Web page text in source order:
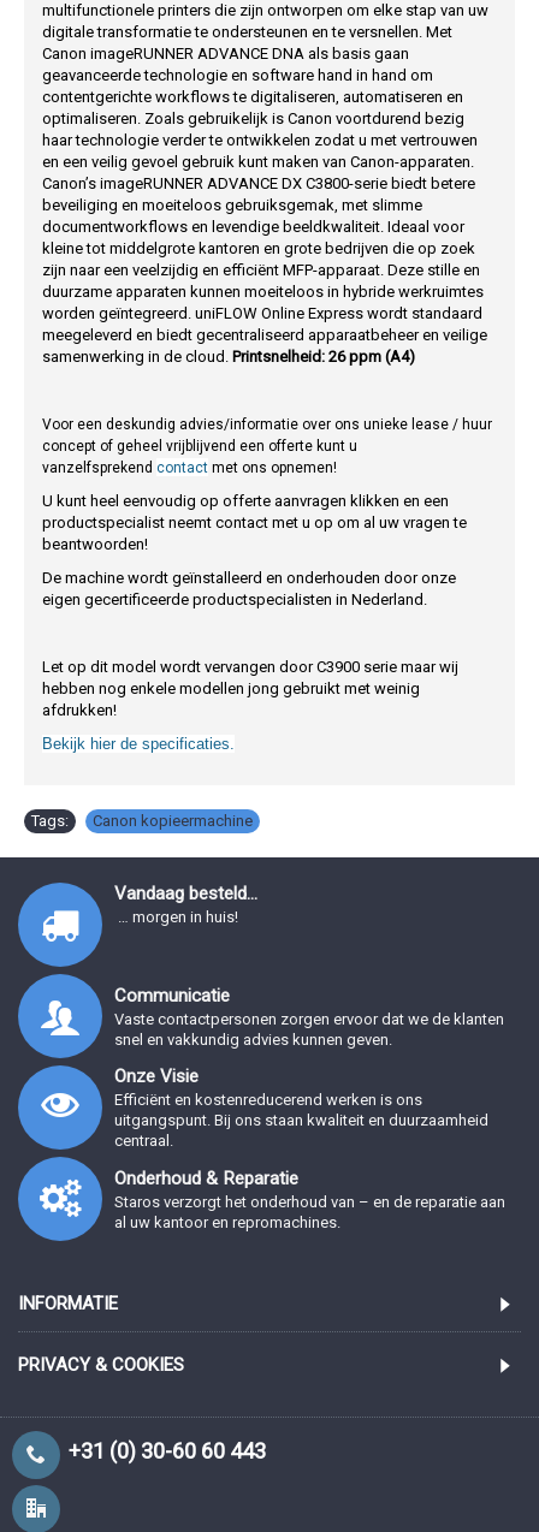
multifunctionele printers die zijn ontworpen om elke stap van uw
digitale transformatie te ondersteunen en te versnellen. Met
Canon imageRUNNER ADVANCE DNA als basis gaan
geavanceerde technologie en software hand in hand om
contentgerichte workflows te digitaliseren, automatiseren en
optimaliseren. Zoals gebruikelijk is Canon voortdurend bezig
haar technologie verder te ontwikkelen zodat u met vertrouwen
en een veilig gevoel gebruik kunt maken van Canon-apparaten.
Canon’s imageRUNNER ADVANCE DX C3800-serie biedt betere
beveiliging en moeiteloos gebruiksgemak, met slimme
documentworkflows en levendige beeldkwaliteit. Ideaal voor
kleine tot middelgrote kantoren en grote bedrijven die op zoek
zijn naar een veelzijdig en efficiënt MFP-apparaat. Deze stille en
duurzame apparaten kunnen moeiteloos in hybride werkruimtes
worden geïntegreerd. uniFLOW Online Express wordt standaard
meegeleverd en biedt gecentraliseerd apparaatbeheer en veilige
samenwerking in de cloud. Printsnelheid: 26 ppm (A4)
Voor een deskundig advies/informatie over ons unieke lease / huur
concept of geheel vrijblijvend een offerte kunt u
vanzelfsprekend contact met ons opnemen!
U kunt heel eenvoudig op offerte aanvragen klikken en een
productspecialist neemt contact met u op om al uw vragen te
beantwoorden!
De machine wordt geïnstalleerd en onderhouden door onze
eigen gecertificeerde productspecialisten in Nederland.
Let op dit model wordt vervangen door C3900 serie maar wij
hebben nog enkele modellen jong gebruikt met weinig
afdrukken!
Bekijk hier de specificaties.
Tags: Canon kopieermachine
Vandaag besteld...
… morgen in huis!
Communicatie
Vaste contactpersonen zorgen ervoor dat we de klanten
snel en vakkundig advies kunnen geven.
Onze Visie
Efficiënt en kostenreducerend werken is ons
uitgangspunt. Bij ons staan kwaliteit en duurzaamheid
centraal.
Onderhoud & Reparatie
Staros verzorgt het onderhoud van – en de reparatie aan
al uw kantoor en repromachines.
INFORMATIE
PRIVACY & COOKIES
+31 (0) 30-60 60 443